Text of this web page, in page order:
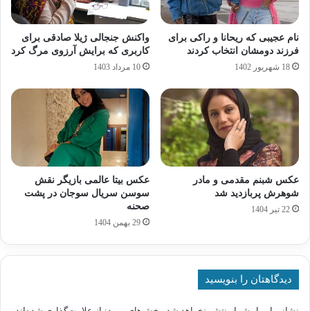
نام عجیبی که ریحانا و راکی برای
فرزند دومشان انتخاب کردند
18 شهریور 1402
واکنش جنجالی ژیلا صادقی برای
کاربری که برایش آرزوی مرگ کرد
10 مرداد 1403
عکس شبنم مقدمی و مادر
شوهرش پربازدید شد
22 تیر 1404
عکس بیتا عالمی بازیگر نقش
سوسن سریال سوجان در پشت
صحنه
29 بهمن 1404
دیدگاهتان را بنویسید